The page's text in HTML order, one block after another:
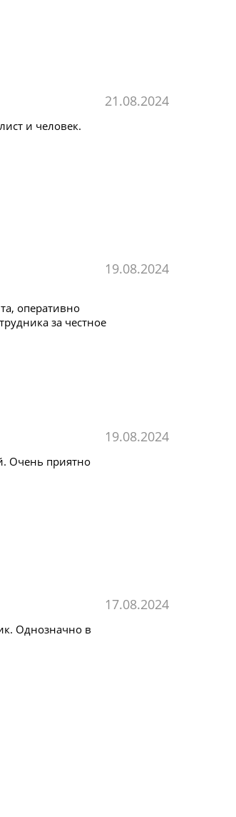
21.08.2024
и человек.
19.08.2024
оперативно
за честное
19.08.2024
Очень приятно
17.08.2024
Однозначно в